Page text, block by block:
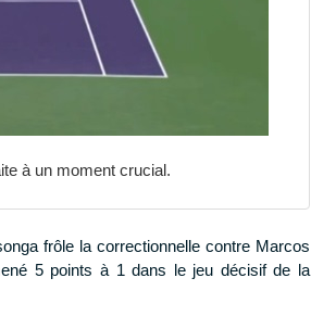
à un moment crucial.
frôle la correctionnelle contre Marcos
5 points à 1 dans le jeu décisif de la